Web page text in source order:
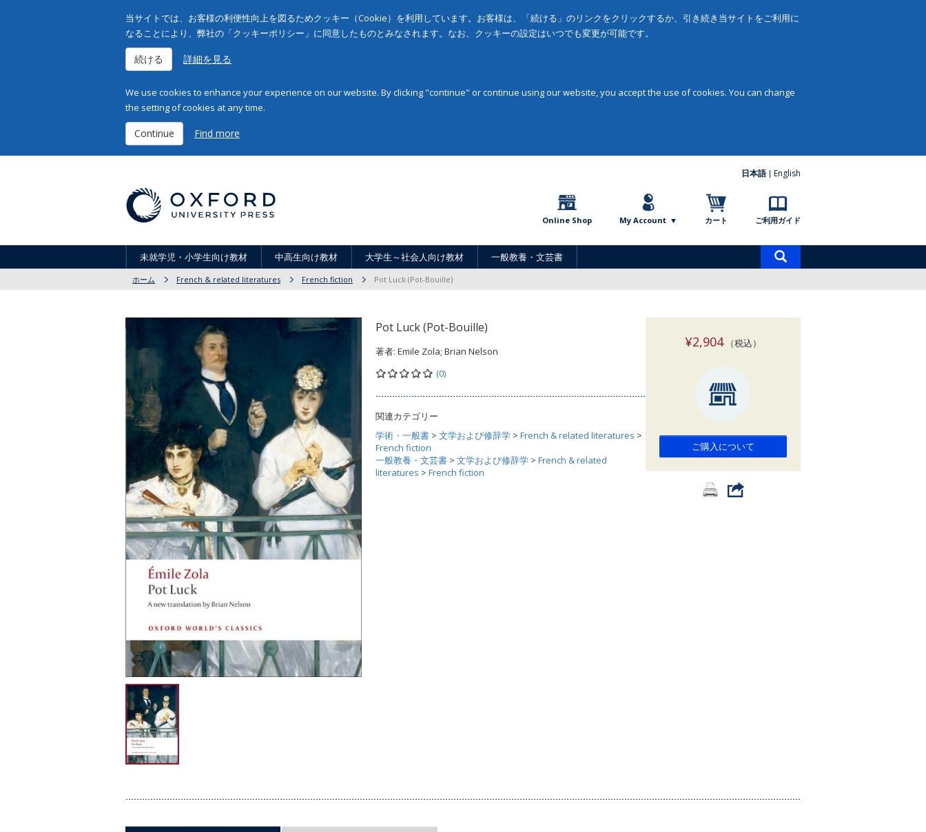
当サイトでは、お客様の利便性向上を図るためクッキー（Cookie）を利用しています。お客様は、「続ける」のリンクをクリックするか、引き続き当サイトをご利用に
なることにより、弊社の「クッキーポリシー」に同意したものとみなされます。なお、クッキーの設定はいつでも変更が可能です。
続ける 詳細を見る
We use cookies to enhance your experience on our website. By clicking "continue" or continue using our website, you accept the use of cookies. You can change
the setting of cookies at any time.
Continue Find more
日本語 English
Online Shop My Account カート ご利用ガイド
未就学児・小学生向け教材 中高生向け教材 大学生～社会人向け教材 一般教養・文芸書
索
ホーム French & related literatures French fiction Pot Luck (Pot-Bouille)
Pot Luck (Pot-Bouille)
著者: Emile Zola; Brian Nelson
(0)
関連カテゴリー
学術・一般書 > 文学および修辞学 > French & related literatures >
French fiction
一般教養・文芸書 > 文学および修辞学 > French & related
literatures > French fiction
¥2,904（税込）
ご購入について